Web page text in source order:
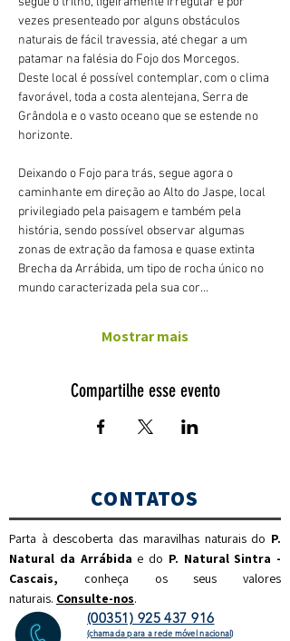
vezes presenteado por alguns obstáculos
naturais de fácil travessia, até chegar a um
patamar na falésia do Fojo dos Morcegos.
Deste local é possível contemplar, com o clima
favorável, toda a costa alentejana, Serra de
Grândola e o vasto oceano que se estende no
horizonte.
Deixando o Fojo para trás, segue agora o
caminhante em direção ao Alto do Jaspe, local
privilegiado pela paisagem e também pela
história, sendo possível observar algumas
zonas de extração da famosa e quase extinta
Brecha da Arrábida, um tipo de rocha único no
mundo caracterizada pela sua cor…
Mostrar mais
Compartilhe esse evento
CONTATOS
Parta à descoberta das maravilhas naturais do P.
Natural da Arrábida e do P. Natural Sintra -
Cascais, conheça os seus valores
naturais. Consulte-nos.
(00351) 925 437 916
(chamada para a rede móvel nacional)